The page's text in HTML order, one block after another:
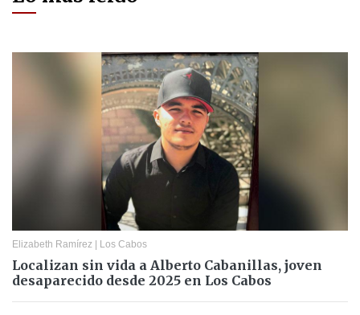
Elizabeth Ramírez | Los Cabos
Localizan sin vida a Alberto Cabanillas, joven
desaparecido desde 2025 en Los Cabos